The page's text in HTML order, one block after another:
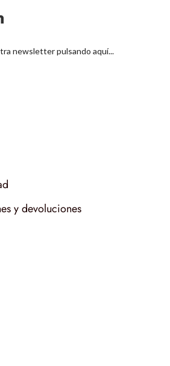
newsletter pulsando aquí...
y devoluciones